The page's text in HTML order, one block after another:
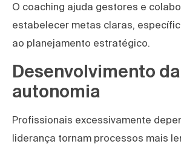
O coaching ajuda gestores e
estabelecer metas claras,
ao planejamento estratégico.
Desenvolvimento da
autonomia
Profissionais excessivamente
liderança tornam processos mais